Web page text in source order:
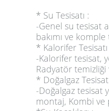
* Su Tesisatı :
-Genel su tesisat
bakımı ve
* Kalorifer Tesisatı
-Kalorifer tesisat,
Radyatör temizliği
* Doğalgaz
-Doğalgaz tesisat
montaj, Kombi ve